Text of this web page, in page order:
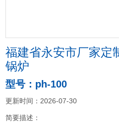
福建省永安市厂家定
锅炉
型号：ph-100
更新时间：2026-07-30
简要描述：